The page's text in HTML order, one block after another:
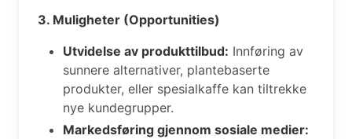
3. Muligheter (Opportunities)
Utvidelse av produkttilbud: Innføring av
sunnere alternativer, plantebaserte
produkter, eller spesialkaffe kan tiltrekke
nye kundegrupper.
Markedsføring gjennom sosiale medier: